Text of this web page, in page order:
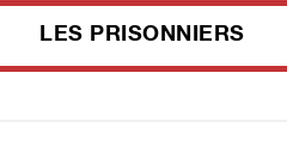
LES PRISONNIERS